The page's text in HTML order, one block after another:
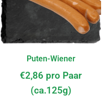
Puten-Wiener
€2,86 pro Paar
(ca.125g)